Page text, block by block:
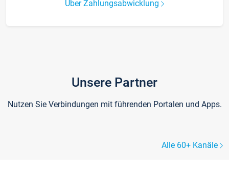
Über Zahlungsabwicklung
Unsere Partner
Nutzen Sie Verbindungen mit führenden Portalen und Apps.
Alle 60+ Kanäle